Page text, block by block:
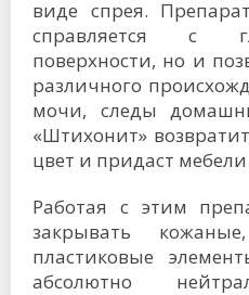
виде спрея.
справляется с
поверхности, но и
различного
мочи, следы
«Штихонит»
цвет и придаст
Работая с этим
закрывать
пластиковые
абсолютно